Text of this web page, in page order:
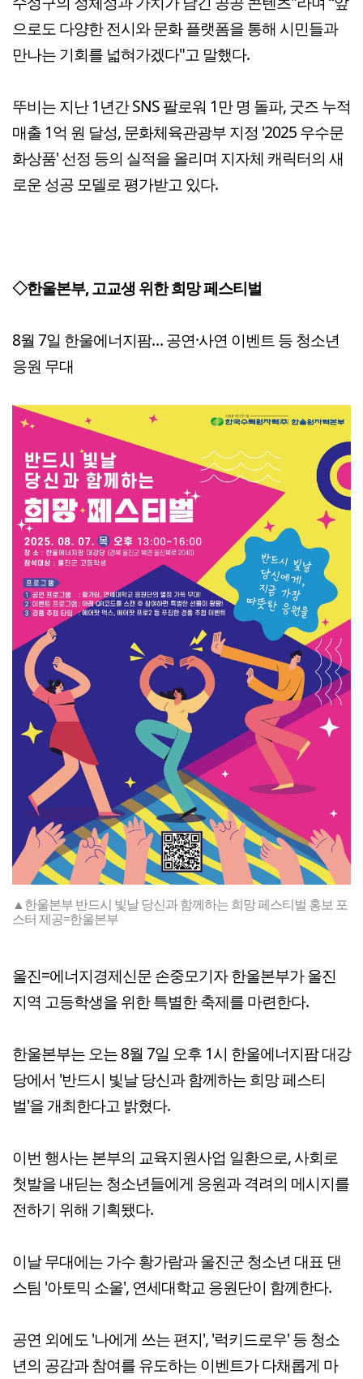
으로도 다양한 전시와 문화 플랫폼을 통해 시민들과
만나는 기회를 넓혀가겠다"고 말했다.
뚜비는 지난 1년간 SNS 팔로워 1만 명 돌파, 굿즈 누적
매출 1억 원 달성, 문화체육관광부 지정 '2025 우수문
화상품' 선정 등의 실적을 올리며 지자체 캐릭터의 새
로운 성공 모델로 평가받고 있다.
◇한울본부, 고교생 위한 희망 페스티벌
8월 7일 한울에너지팜… 공연·사연 이벤트 등 청소년
응원 무대
▲한울본부 반드시 빛날 당신과 함께하는 희망 페스티벌 홍보 포
스터 제공=한울본부
울진=에너지경제신문 손중모기자 한울본부가 울진
지역 고등학생을 위한 특별한 축제를 마련한다.
한울본부는 오는 8월 7일 오후 1시 한울에너지팜 대강
당에서 '반드시 빛날 당신과 함께하는 희망 페스티
벌'을 개최한다고 밝혔다.
이번 행사는 본부의 교육지원사업 일환으로, 사회로
첫발을 내딛는 청소년들에게 응원과 격려의 메시지를
전하기 위해 기획됐다.
이날 무대에는 가수 황가람과 울진군 청소년 대표 댄
스팀 '아토믹 소울', 연세대학교 응원단이 함께한다.
공연 외에도 '나에게 쓰는 편지', '럭키드로우' 등 청소
년의 공감과 참여를 유도하는 이벤트가 다채롭게 마